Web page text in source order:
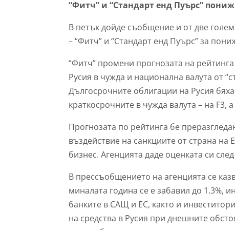
“Фитч” и “Стандарт енд Пуърс”
В петък дойде съобщение и от две
– “Фитч” и “Стандарт енд Пуърс” за
“Фитч” промени прогнозата на
Русия в чужда и национална валута от
Дългосрочните облигации на Русия
краткосрочните в чужда валута – на F3,
Прогнозата по рейтинга бе
въздействие на санкциите от страна
бизнес. Агенцията даде оценката си
В прессъобщението на агенцията се
миналата година се е забавил до 1.3%,
банките в САЩ и ЕС, както и
на средства в Русия при днешните